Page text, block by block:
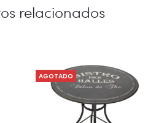
relacionados
AGOTADO